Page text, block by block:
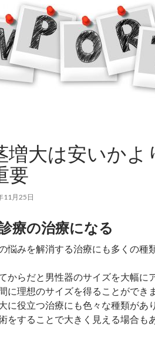
増大は安いか
要
11月25日
療の治療になる
悩みを解消する治療にも多くの種
からだと男性器のサイズを大幅に
に理想のサイズを得ることができ
に役立つ治療にも色々な種類があ
をすることで大きく見える場合も